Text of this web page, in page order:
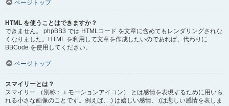
ページトップ
HTML を使うことはできますか？
できません。 phpBB3 では HTMLコード を文章に含めてもレンダリングされな
くなりました。HTML を利用して文章を作成したいのであれば、代わりに
BBCode を使用してください。
ページトップ
スマイリーとは？
スマイリー （別称：エモーションアイコン） とは感情を表現するために用いら
れる小さな画像のことです。例えば、:) は嬉しい感情、:(は悲しい感情を表しま